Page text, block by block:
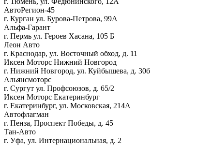
АвтоРегион-45
г. Курган ул. Бурова-Петрова, 99А
Альфа-Гарант
г. Пермь ул. Героев Хасана, 105 Б
Леон Авто
г. Краснодар, ул. Восточный обход, д. 11
Иксен Моторс Нижний Новгород
г. Нижний Новгород, ул. Куйбышева, д. 30б
Альянсмоторс
г. Сургут ул. Профсоюзов, д. 65/2
Иксен Моторс Екатеринбург
г. Екатеринбург, ул. Московская, 214А
Автофлагман
г. Пенза, Проспект Победы, д. 45
Тан-Авто
г. Уфа, ул. Интернациональная, д. 2